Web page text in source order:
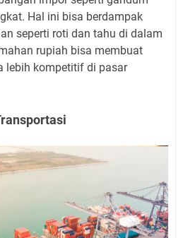
Hal ini bisa berdampak
seperti roti dan tahu di dalam
rupiah bisa membuat
lebih kompetitif di pasar